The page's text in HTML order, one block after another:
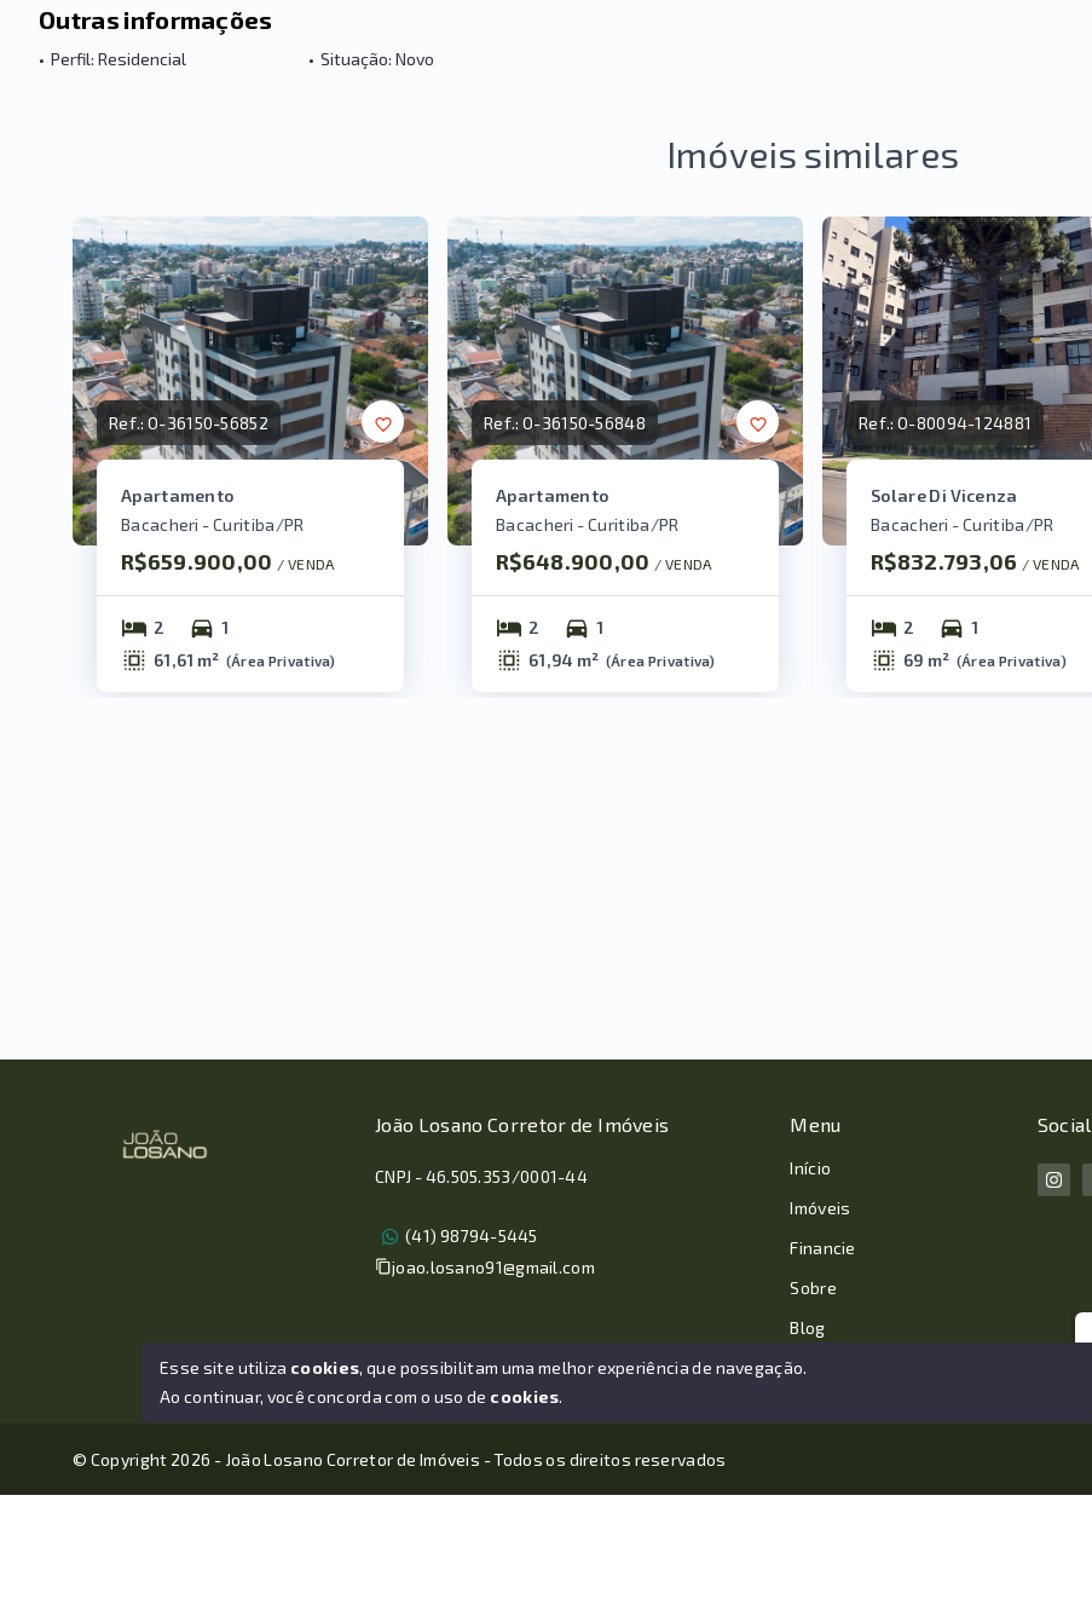
Outras informações
• Perfil: Residencial • Situação: Novo
Imóveis similares
Ref.:O-36150-56852
Apartamento
Bacacheri - Curitiba/PR
R$659.900,00 / VENDA
2
1
61,61 m² (Área Privativa)
Ref.:O-36150-56848
Apartamento
Bacacheri - Curitiba/PR
R$648.900,00 / VENDA
2
1
61,94 m² (Área Privativa)
Ref.:O-80094-124881
Solare Di Vicenza
Bacacheri - Curitiba/PR
R$832.793,06 / VENDA
2
1
69 m² (Área Privativa)
João Losano Corretor de Imóveis
CNPJ - 46.505.353/0001-44
(41) 98794-5445
joao.losano91@gmail.com
Menu
Início
Imóveis
Financie
Sobre
Blog
Contato
Social
© Copyright 2026 - João Losano Corretor de Imóveis - Todos os direitos reservados
Esse site utiliza cookies, que possibilitam uma melhor experiência de navegação.
Ao continuar, você concorda com o uso de cookies.